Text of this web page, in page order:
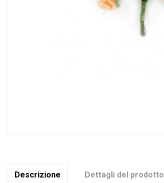
Descrizione Dettagli del prodotto